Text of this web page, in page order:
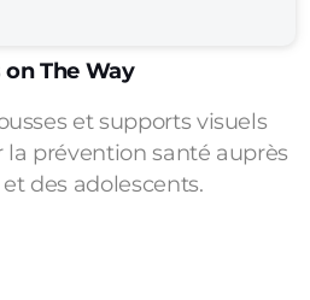
on The Way
et supports visuels
prévention santé auprès
des adolescents.